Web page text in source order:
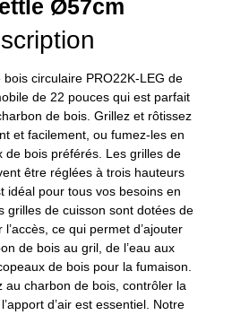
Ø57cm
circulaire PRO22K-LEG de
de 22 pouces qui est parfait
de bois. Grillez et rôtissez
et facilement, ou fumez-les en
de bois préférés. Les grilles de
être réglées à trois hauteurs
idéal pour tous vos besoins en
grilles de cuisson sont dotées de
ce qui permet d’ajouter
de bois au gril, de l’eau aux
de bois pour la fumaison.
au charbon de bois, contrôler la
d’air est essentiel. Notre